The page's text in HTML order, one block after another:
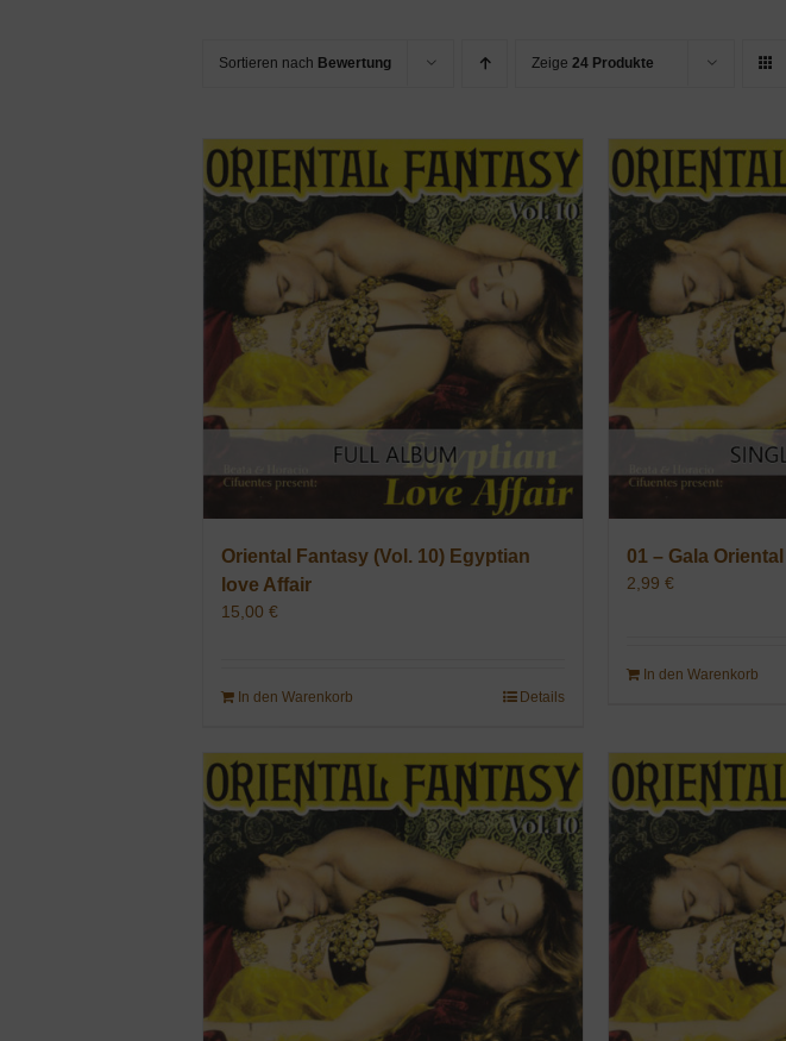
Sortieren nach Bewertung Zeige 24 Produkte
Oriental Fantasy (Vol. 10) Egyptian
love Affair
15,00 €
In den Warenkorb Details
01 – Gala Oriental
2,99€
In den Warenkorb